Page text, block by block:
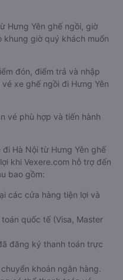
Hưng Yên ghế ngồi, giờ
khung giờ quý khách muốn
đón, điểm trả và nhập
xe ghế ngồi đi Hưng Yên
vé phù hợp và tiến hành
Hà Nội từ Hưng Yên ghế
khi Vexere.com hỗ trợ đến
bao gồm:
các cửa hàng tiện lợi và
quốc tế (Visa, Master
đăng ký thanh toán trực
khoản ngân hàng.